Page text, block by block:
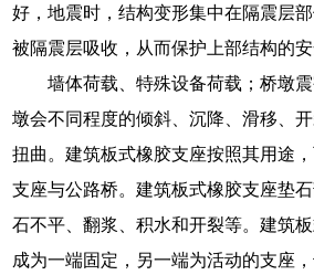
好，地震时，结构变形集中在隔震层
被隔震层吸收，从而保护上部结构的安
墙体荷载、特殊设备荷载；桥墩
墩会不同程度的倾斜、沉降、滑移、
扭曲。建筑板式橡胶支座按照其用途
支座与公路桥。建筑板式橡胶支座垫
石不平、翻浆、积水和开裂等。建筑
成为一端固定，另一端为活动的支座